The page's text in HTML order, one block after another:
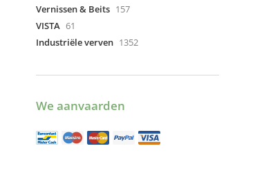
Vernissen & Beits 157
VISTA 61
Industriële verven 1352
We aanvaarden